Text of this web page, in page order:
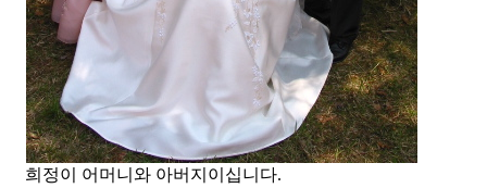
희정이 어머니와 아버지이십니다.